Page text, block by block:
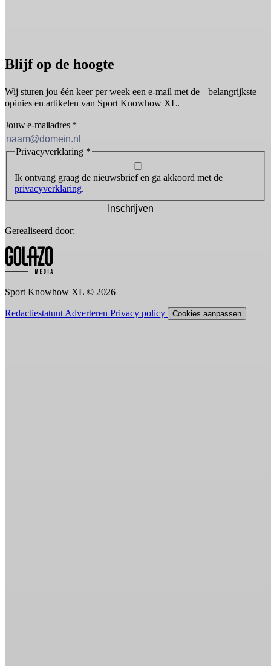
Blijf op de hoogte
Wij sturen jou één keer per week een e-mail met de belangrijkste
opinies en artikelen van Sport Knowhow XL.
Jouw e-mailadres *
Privacyverklaring *
Ik ontvang graag de nieuwsbrief en ga akkoord met de
privacyverklaring.
Inschrijven
Gerealiseerd door:
Sport Knowhow XL © 2026
Redactiestatuut Adverteren Privacy policy Cookies aanpassen